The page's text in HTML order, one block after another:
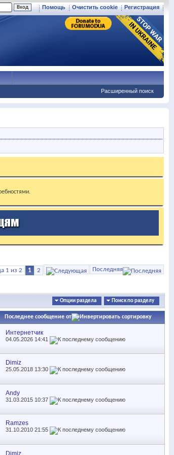
Регистрация
Очистить cookie
Помощь
Расширенный поиск
1 из 2 1 2 Последняя
Опции раздела Поиск по разделу
Последнее сообщение от
Интернетчик
04.05.2026 14:41
Dimiz
25.05.2018 13:30
Andy
31.03.2015 10:37
Ramzes
31.10.201021:55
Dimiz